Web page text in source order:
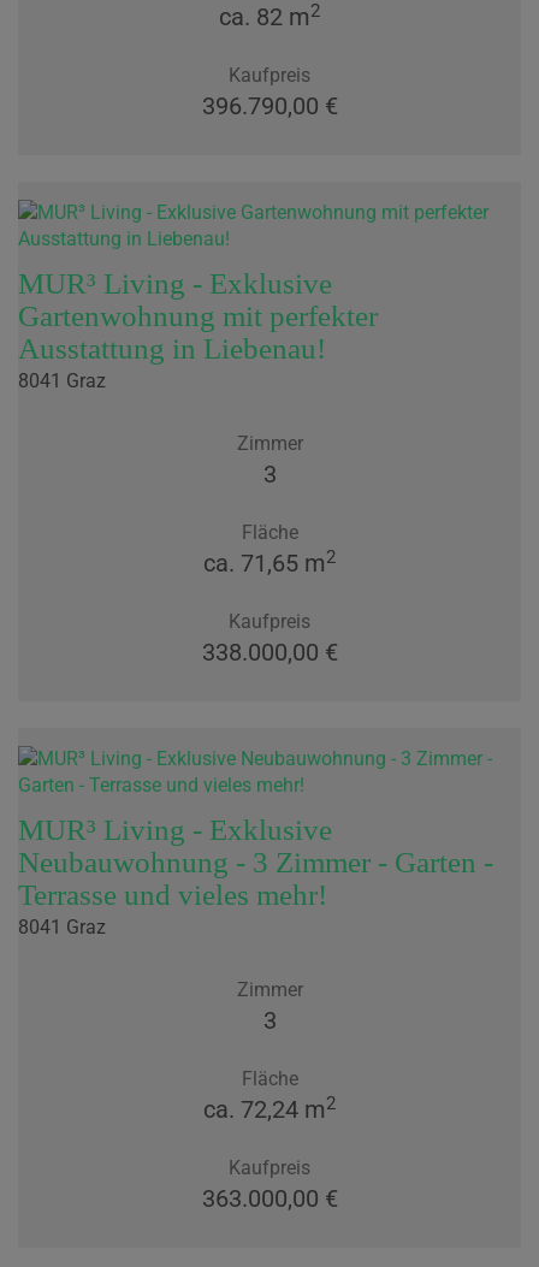
ca. 82 m2
Kaufpreis
396.790,00 €
MUR³ Living - Exklusive
Gartenwohnung mit perfekter
Ausstattung in Liebenau!
8041 Graz
Zimmer
3
Fläche
ca. 71,65 m2
Kaufpreis
338.000,00 €
MUR³ Living - Exklusive
Neubauwohnung - 3 Zimmer - Garten -
Terrasse und vieles mehr!
8041 Graz
Zimmer
3
Fläche
ca. 72,24 m2
Kaufpreis
363.000,00 €